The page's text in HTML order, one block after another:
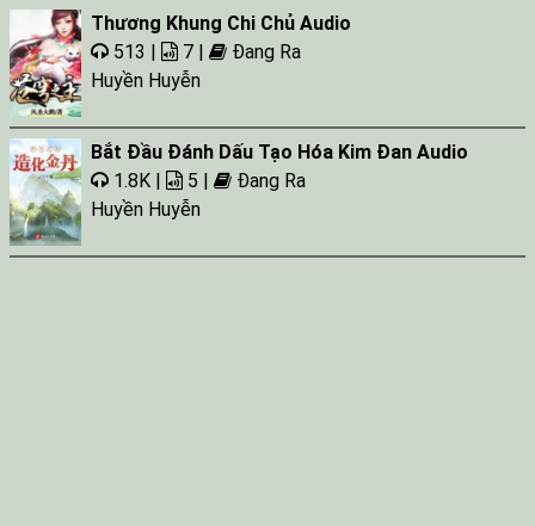
Thương Khung Chi Chủ Audio
513 |
7 |
Đang Ra
Huyền Huyễn
Bắt Đầu Đánh Dấu Tạo Hóa Kim Đan Audio
1.8K |
5 |
Đang Ra
Huyền Huyễn